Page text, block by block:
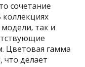
сочетание
коллекциях
модели, так и
Цветовая гамма
что делает